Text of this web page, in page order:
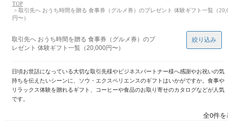
TOP
> 取引先へ おうち時間を贈る 食事券（グルメ券）のプレゼント 体験ギフト一覧（
円〜）
取引先へ おうち時間を贈る 食事券（グルメ券）のプ
レゼント 体験ギフト一覧（20,000円〜）
日頃お世話になっている大切な取引先様やビジネスパートナー様へ感謝やお祝いの気
持ちを伝えたいシーンに、ソウ・エクスペリエンスのギフトはいかがですか。食事や
リラックス体験を贈れるギフト、コーヒーや食品のお取り寄せのカタログなどが人気
です。
絞り込み
全0件